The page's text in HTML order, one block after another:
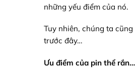
những yếu điểm của nó.
Tuy nhiên, chúng ta
trước đây…
Ưu điểm của pin thể rắn…